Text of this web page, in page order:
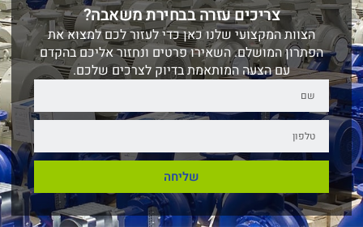
צריכים עזרה בבחירת משאבה?
הצוות המקצועי שלנו כאן כדי לעזור לכם למצוא את
הפתרון המושלם. השאירו פרטים ונחזור אליכם בהקדם
עם הצעה המותאמת בדיוק לצרכים שלכם.
שליחה